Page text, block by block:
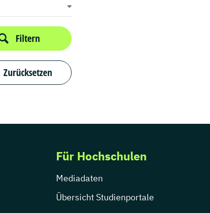
Filtern
Zurücksetzen
Für Hochschulen
Mediadaten
Übersicht Studienportale